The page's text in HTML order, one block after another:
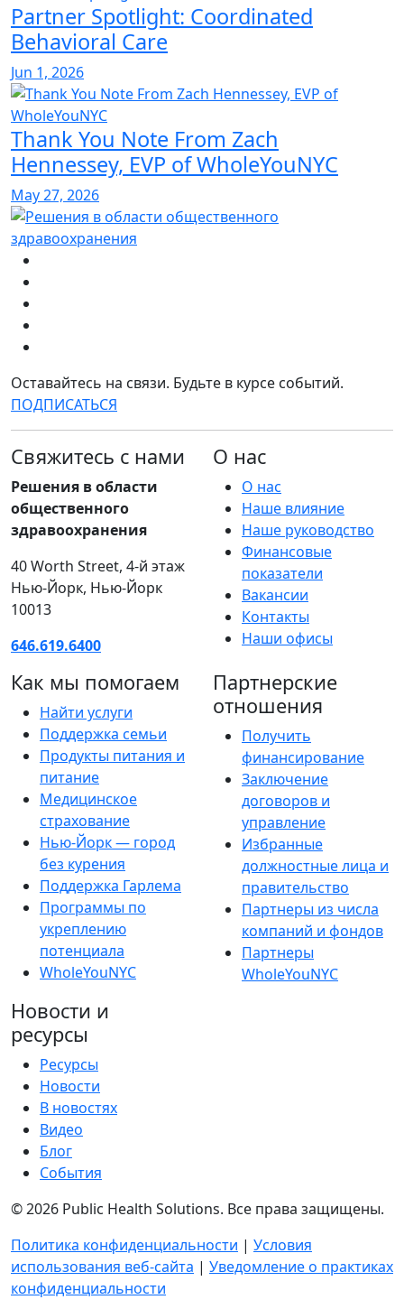
Partner Spotlight: Coordinated
Behavioral Care
Jun 1, 2026
Thank You Note From Zach
Hennessey, EVP of WholeYouNYC
May 27, 2026
Оставайтесь на связи. Будьте в курсе событий.
ПОДПИСАТЬСЯ
Свяжитесь с нами
Решения в области
общественного
здравоохранения
40 Worth Street, 4-й этаж
Нью-Йорк, Нью-Йорк
10013
646.619.6400
О нас
О нас
Наше влияние
Наше руководство
Финансовые
показатели
Вакансии
Контакты
Наши офисы
Как мы помогаем
Найти услуги
Поддержка семьи
Продукты питания и
питание
Медицинское
страхование
Нью-Йорк — город
без курения
Поддержка Гарлема
Программы по
укреплению
потенциала
WholeYouNYC
Партнерские
отношения
Получить
финансирование
Заключение
договоров и
управление
Избранные
должностные лица и
правительство
Партнеры из числа
компаний и фондов
Партнеры
WholeYouNYC
Новости и
ресурсы
Ресурсы
Новости
В новостях
Видео
Блог
События
© 2026 Public Health Solutions. Все права защищены.
Политика конфиденциальности | Условия
использования веб-сайта | Уведомление о практиках
конфиденциальности